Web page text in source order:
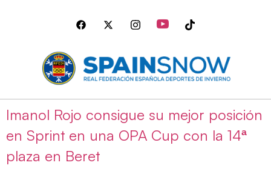
Imanol Rojo consigue su mejor posición
en Sprint en una OPA Cup con la 14ª
plaza en Beret